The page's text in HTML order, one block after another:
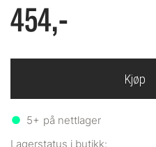
454,-
5+ på nettlager
Kjøp